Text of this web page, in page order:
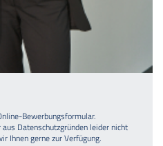
Bewerbungsformular.
Datenschutzgründen leider nicht
Ihnen gerne zur Verfügung.